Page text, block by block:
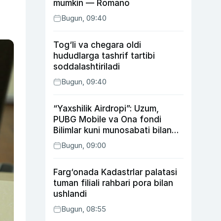
mumkin — Romano
Bugun, 09:40
Tog‘li va chegara oldi
hududlarga tashrif tartibi
soddalashtiriladi
Bugun, 09:40
“Yaxshilik Airdropi”: Uzum,
PUBG Mobile va Ona fondi
Bilimlar kuni munosabati bilan
xayriya tadbirini yo‘lga
qo‘ymoqda
Bugun, 09:00
Farg‘onada Kadastrlar palatasi
tuman filiali rahbari pora bilan
ushlandi
Bugun, 08:55